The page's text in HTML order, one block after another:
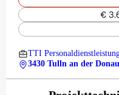
€
TTI
3430 Tulln an der Donau